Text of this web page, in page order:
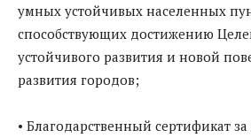
умных устойчивых населенных
способствующих достижению
устойчивого развития и новой
развития городов;
• Благодарственный сертификат